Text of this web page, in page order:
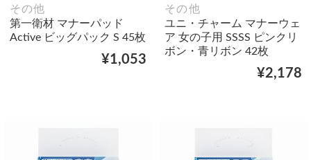
その他
第一衛材 マナーパッド
Active ビッグパック S 45枚
¥1,053
その他
ユニ・チャーム マナーウェ
ア 女の子用 SSSS ピンクリ
ボン・青リボン 42枚
¥2,178